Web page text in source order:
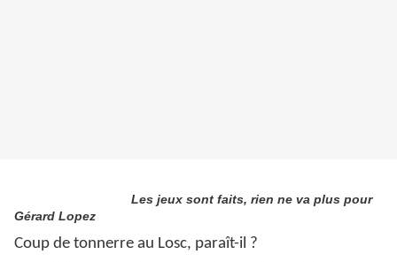
Les jeux sont faits, rien ne va plus pour
Gérard Lopez
Coup de tonnerre au Losc, paraît-il ?